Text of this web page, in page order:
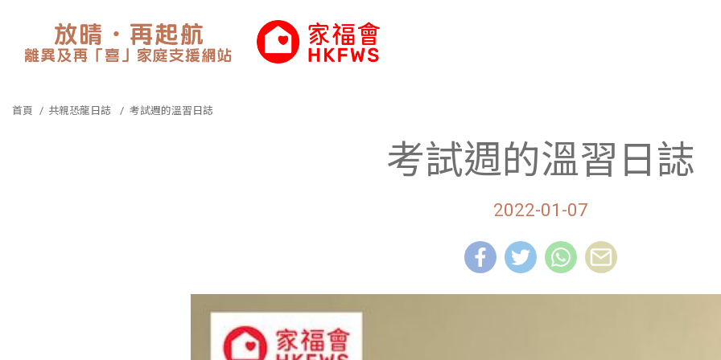
首頁 共親恐龍日誌 考試週的溫習日誌
考試週的溫習日誌
2022-01-07